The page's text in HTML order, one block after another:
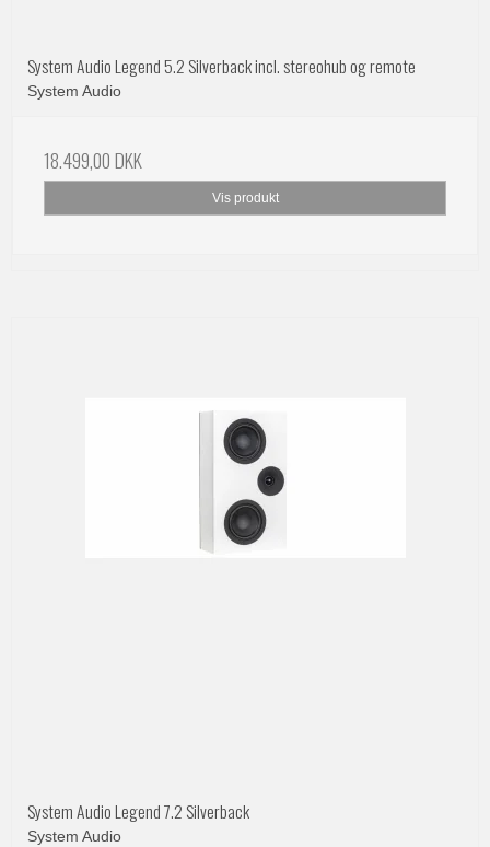
System Audio Legend 5.2 Silverback incl. stereohub og remote
System Audio
18.499,00 DKK
Vis produkt
System Audio Legend 7.2 Silverback
System Audio